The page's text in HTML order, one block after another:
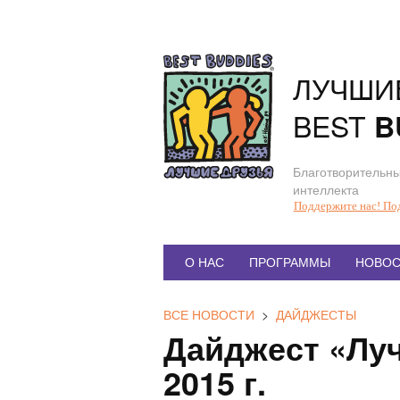
к
содержанию
BEST
интеллекта
Поддержите нас!
Главное
О НАС ПРОГРАММЫ
ВСЕ НОВОСТИ > ДАЙДЖЕСТЫ
Дайджест
2015 г.